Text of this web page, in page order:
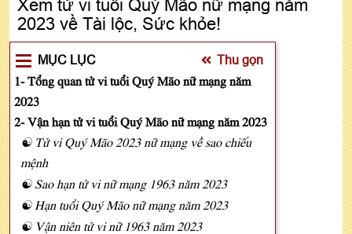
Xem tử vi tuổi Quý Mão nữ mạng năm
2023 về Tài lộc, Sức khỏe!
MỤC LỤC Thu gọn
1- Tổng quan tử vi tuổi Quý Mão nữ mạng năm
2023
2- Vận hạn tử vi tuổi Quý Mão nữ mạng năm 2023
☯ Tử vi Quý Mão 2023 nữ mạng về sao chiếu
mệnh
☯ Sao hạn tử vi nữ mạng 1963 năm 2023
☯ Hạn tuổi Quý Mão nữ mạng năm 2023
☯ Vận niên tử vi nữ 1963 năm 2023